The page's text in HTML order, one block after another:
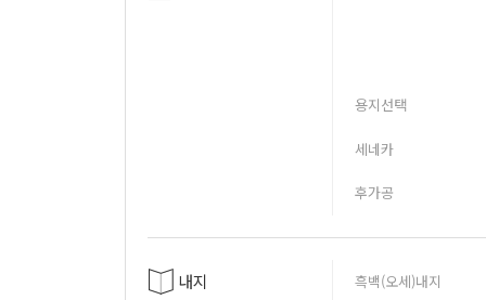
용지선택
세네카
후가공
내지 흑백(오세)내지